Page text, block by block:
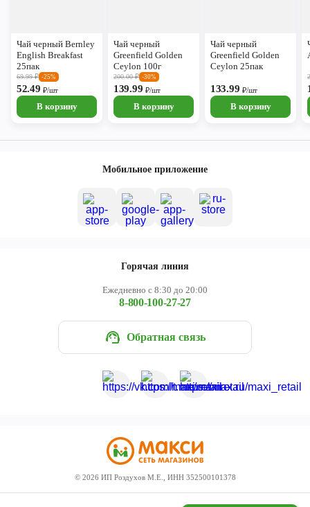
Чай черный Bernley
English Breakfast
25пак
69.99₽ -25%
52.49₽/шт
В корзину
Чай черный
Greenfield Golden
Ceylon 100г
200.00₽ -30%
139.99 ₽/шт
В корзину
Чай черный
Greenfield Golden
Ceylon 25пак
133.99 ₽/шт
В корзину
Мобильное приложение
Горячая линия
Ежедневно с 8:30 до 20:00
8-800-100-27-27
Обратная связь
© 2026 ИП Роздухов М.Е., ИНН 352500101378